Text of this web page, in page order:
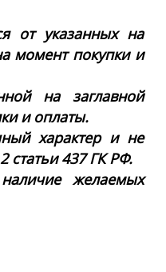
от указанных на
момент покупки и
на заглавной
и оплаты.
характер и не
статьи 437 ГК РФ.
желаемых